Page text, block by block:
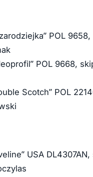
POL
POL 9668,
Scotch” POL
USA